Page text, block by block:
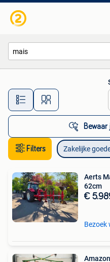
Alle
Filters Zakelijke
Aerts
62cm
€
Bezoek